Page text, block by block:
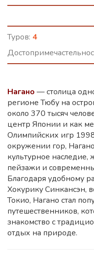
Туров: 4
Нагано — столица
регионе Тюбу на
около 370 тысяч
центр Японии и как
Олимпийских игр
окружении гор, Нагано
культурное
пейзажи и
Благодаря удобному
Хокурику Синкансэн,
Токио, Нагано стал
путешественников,
знакомство с
отдых на природе.